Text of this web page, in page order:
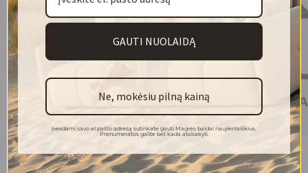
RIVA baro kėdė
185.00 €
RIVA baro kėdė
185.00 €
GAUTI NUOLAIDĄ
Ne, mokėsiu pilną kainą
Įvesdami savo el.pašto adresą sutinkate gauti Magrės baldai naujienlaiškius.
Prenumeratos galite bet kada atsisakyti.